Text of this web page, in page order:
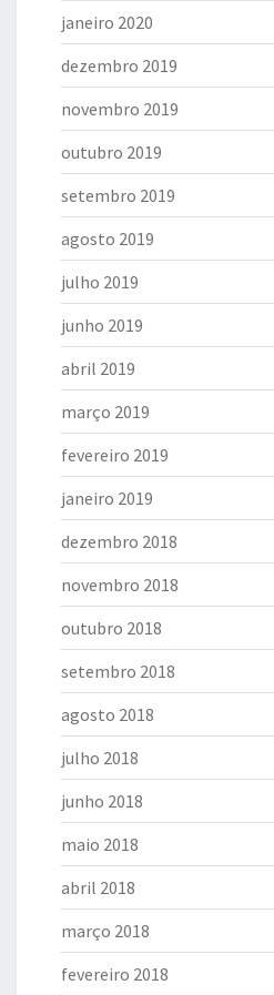
janeiro 2020
dezembro 2019
novembro 2019
outubro 2019
setembro 2019
agosto 2019
julho 2019
junho 2019
abril 2019
março 2019
fevereiro 2019
janeiro 2019
dezembro 2018
novembro 2018
outubro 2018
setembro 2018
agosto 2018
julho 2018
junho 2018
maio 2018
abril 2018
março 2018
fevereiro 2018